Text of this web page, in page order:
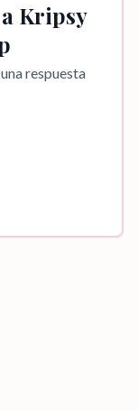
Kripsy
respuesta